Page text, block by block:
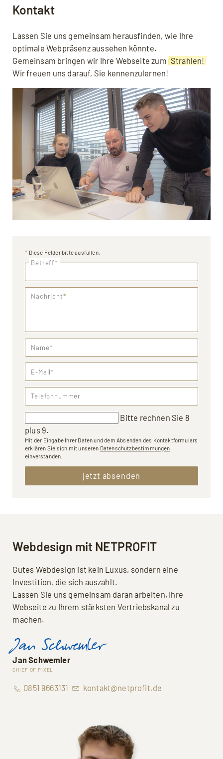
Kontakt
Lassen Sie uns gemeinsam herausfinden, wie Ihre
optimale Webpräsenz aussehen könnte.
Gemeinsam bringen wir Ihre Webseite zum Strahlen!
Wir freuen uns darauf, Sie kennenzulernen!
* Diese Felder bitte ausfüllen.
Betreff*
Nachricht*
Name*
E-Mail*
Telefonnummer
Bitte rechnen Sie 8
plus 9.
Mit der Eingabe Ihrer Daten und dem Absenden des Kontaktformulars
erklären Sie sich mit unseren Datenschutzbestimmungen
einverstanden.
jetzt absenden
Webdesign mit NETPROFIT
Gutes Webdesign ist kein Luxus, sondern eine
Investition, die sich auszahlt.
Lassen Sie uns gemeinsam daran arbeiten, Ihre
Webseite zu Ihrem stärksten Vertriebskanal zu
machen.
Jan Schwemler
CHIEF OF PIXEL
0851 9663131 kontakt@netprofit.de